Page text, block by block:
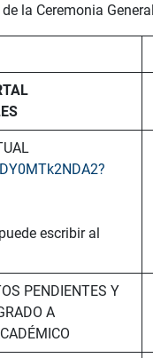
la Ceremonia
escribir al
PENDIENTES Y
A